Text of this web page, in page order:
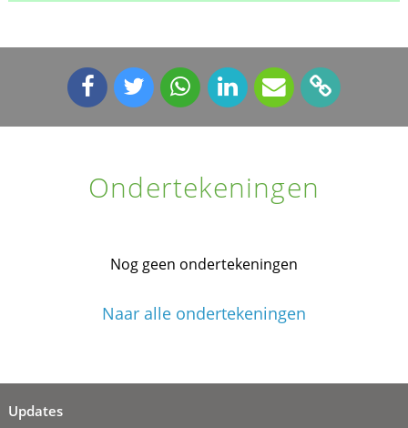
Ondertekeningen
Nog geen ondertekeningen
Naar alle ondertekeningen
Updates